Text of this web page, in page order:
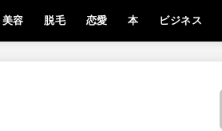
美容 脱毛 恋愛 本 ビジネス